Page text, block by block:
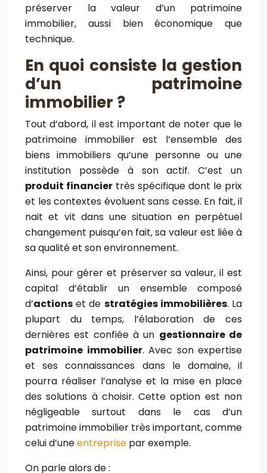
préserver la valeur d’un patrimoine
immobilier, aussi bien économique que
technique.
En quoi consiste la gestion
d’un patrimoine
immobilier ?
Tout d’abord, il est important de noter que le
patrimoine immobilier est l’ensemble des
biens immobiliers qu’une personne ou une
institution possède à son actif. C’est un
produit financier très spécifique dont le prix
et les contextes évoluent sans cesse. En fait, il
nait et vit dans une situation en perpétuel
changement puisqu’en fait, sa valeur est liée à
sa qualité et son environnement.
Ainsi, pour gérer et préserver sa valeur, il est
capital d’établir un ensemble composé
d’actions et de stratégies immobilières. La
plupart du temps, l’élaboration de ces
dernières est confiée à un gestionnaire de
patrimoine immobilier. Avec son expertise
et ses connaissances dans le domaine, il
pourra réaliser l’analyse et la mise en place
des solutions à choisir. Cette option est non
négligeable surtout dans le cas d’un
patrimoine immobilier très important, comme
celui d’uneentreprise par exemple.
On parle alors de :